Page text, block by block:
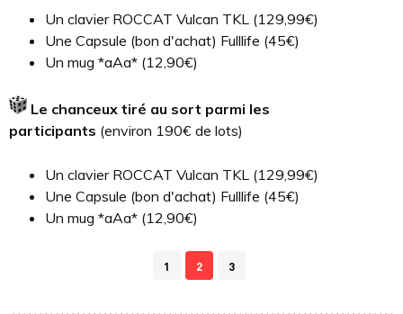
Un clavier ROCCAT Vulcan TKL (129,99€)
Une Capsule (bon d'achat) Fulllife (45€)
Un mug *aAa* (12,90€)
Le chanceux tiré au sort parmi les
participants (environ 190€ de lots)
Un clavier ROCCAT Vulcan TKL (129,99€)
Une Capsule (bon d'achat) Fulllife (45€)
Un mug *aAa* (12,90€)
1 2 3